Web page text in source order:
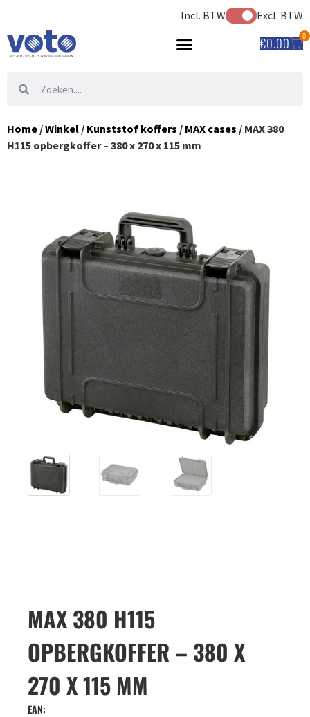
Incl. BTW Excl. BTW
€0.00 0
Home /Winkel / Kunststof koffers / MAX cases / MAX 380
H115 opbergkoffer – 380 x 270 x 115 mm
MAX 380 H115
OPBERGKOFFER – 380 X
270 X 115 MM
EAN: